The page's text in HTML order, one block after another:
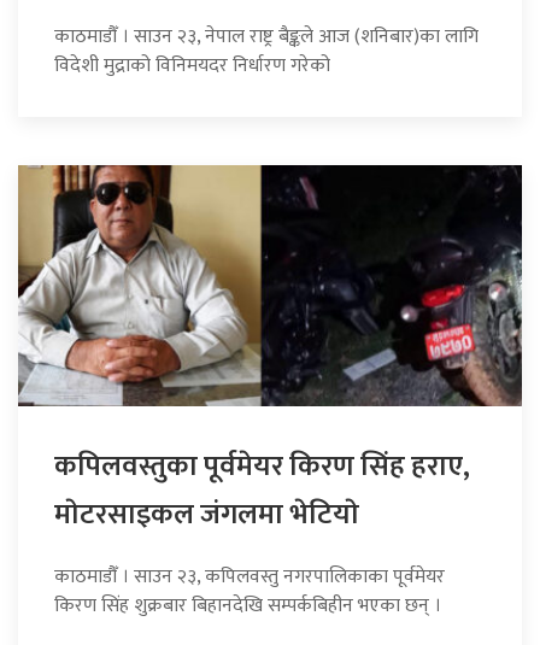
काठमाडौँ । साउन २३, नेपाल राष्ट्र बैङ्कले आज (शनिबार)का लागि
विदेशी मुद्राको विनिमयदर निर्धारण गरेको
कपिलवस्तुका पूर्वमेयर किरण सिंह हराए,
माेटरसाइकल जंगलमा भेटियाे
काठमाडौँ । साउन २३, कपिलवस्तु नगरपालिकाका पूर्वमेयर
किरण सिंह शुक्रबार बिहानदेखि सम्पर्कबिहीन भएका छन् ।